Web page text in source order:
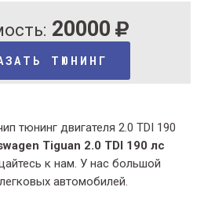
20000
ТЮНИНГ
тюнинг двигателя 2.0 TDI 190
Tiguan 2.0 TDI 190 лс
к нам. У нас большой
легковых автомобилей.